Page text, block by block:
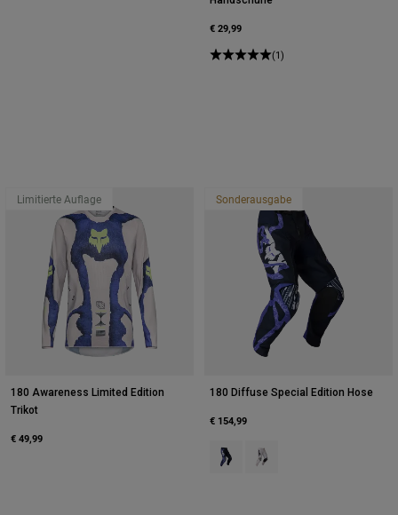
€ 29,99
(1)
Limitierte Auflage
180 Awareness Limited Edition
Trikot
€ 49,99
Sonderausgabe
180 Diffuse Special Edition Hose
€ 154,99
Product swatch type of Blaubeere.
Product swatch type of